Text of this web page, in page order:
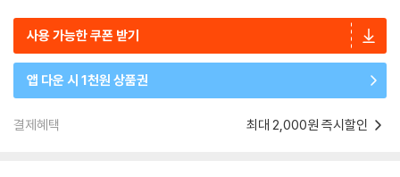
사용 가능한 쿠폰 받기
앱 다운 시 1천원 상품권
결제혜택 최대 2,000원 즉시할인